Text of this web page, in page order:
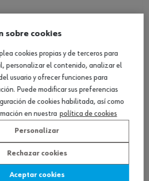
prod. químicos, butilo
sobre cookies
cookies propias y de terceros para
personalizar el contenido, analizar el
usuario y ofrecer funciones para
Puede modificar sus preferencias
de cookies habilitada, así como
en nuestra política de cookies
Personalizar
Rechazar cookies
Aceptar cookies